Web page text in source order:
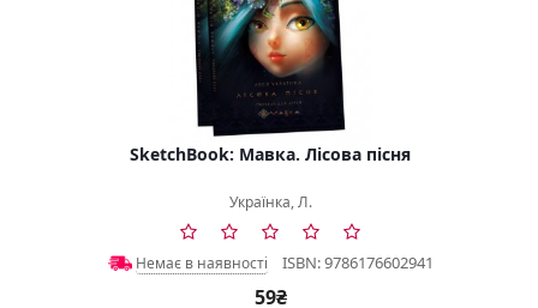
SketchBook: Мавка. Лісова пісня
Українка, Л.
Немає в наявності ISBN: 9786176602941
59₴